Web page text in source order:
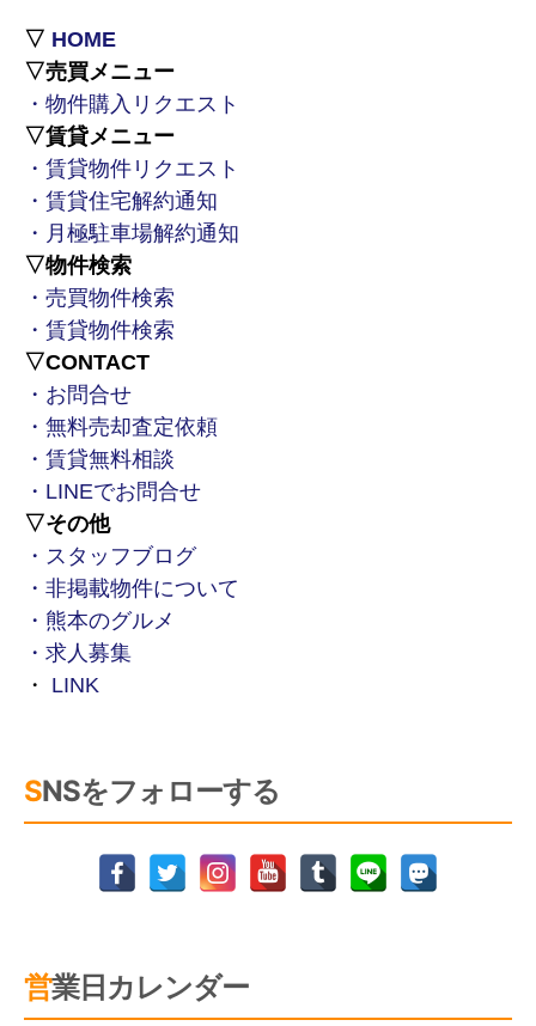
▽ HOME
▽売買メニュー
・物件購入リクエスト
▽賃貸メニュー
・賃貸物件リクエスト
・賃貸住宅解約通知
・月極駐車場解約通知
▽物件検索
・売買物件検索
・賃貸物件検索
▽CONTACT
・お問合せ
・無料売却査定依頼
・賃貸無料相談
・LINEでお問合せ
▽その他
・スタッフブログ
・非掲載物件について
・熊本のグルメ
・求人募集
・ LINK
SNSをフォローする
営業日カレンダー